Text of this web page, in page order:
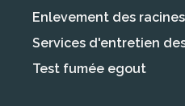
Enlevement des
Services d'entretien
Test fumée egout